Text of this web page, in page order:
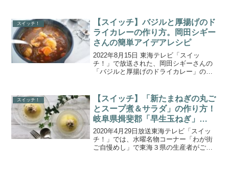
ームカフェ」さんです。大玉のトマトを
丸ごと一つ使って...
スイッチ！
【スイッチ】バジルと厚揚げのド
ライカレーの作り方。岡田シギー
さんの簡単アイデアレシピ
2022年8月15日 東海テレビ「スイッ
チ！」で放送された、岡田シギーさんの
「バジルと厚揚げのドライカレー」の作
材を爆買い！？産直食材を使って、岡崎
市の話題のシェフ...
スイッチ！
【スイッチ】「新たまねぎの丸ご
とスープ煮＆サラダ」の作り方！
岐阜県揖斐郡「早生玉ねぎ」
(2020.4.29)
2020年4月29日放送東海テレビ「スイッ
チ！」では、水曜名物コーナー「わが街
ご自慢めし」で東海３県の生産者がごち